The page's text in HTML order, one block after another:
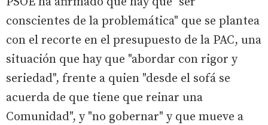
conscientes de la problemática" que se plantea
con el recorte en el presupuesto de la PAC, una
situación que hay que "abordar con rigor y
seriedad", frente a quien "desde el sofá se
acuerda de que tiene que reinar una
Comunidad", y "no gobernar" y que mueve a